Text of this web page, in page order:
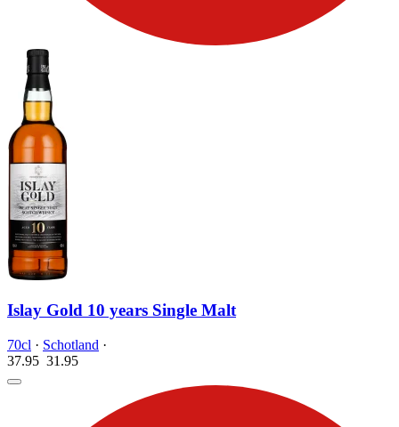
Islay Gold 10 years Single Malt
70cl · Schotland ·
37.95 31.95